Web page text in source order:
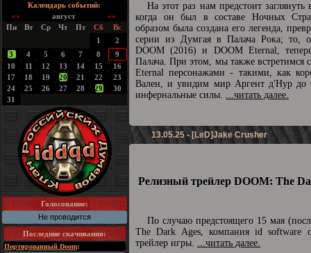
Календарь событий:
««
август
»»
Пн
Вт Ср Чт Пт Сб
Вс
1
2
3
4 5 6 7 8
9
10
11 12 13 14 15
16
17
18 19 20 21 22
23
24
25 26 27 28 29
30
31
Голосование:
Не проводится
Последние скачивания:
Портированный Doom:
На этот раз нам предстоит
когда он был в составе Ночных
образом была создана его легенда,
серии из Думгая в Палача Рока; то, о
DOOM (2016) и DOOM Eternal,
Палача. При этом, мы также встретимся
Eternal персонажами - такими, как
Вален, и увидим мир Аргент д'Нур до
инфернальные силы. ...читать далее.
13.05.25 - [LeD]Jake Crusher
Релизный трейлер DOOM: The
По случаю предстоящего 15 мая
The Dark Ages, компания id software
трейлер игры. ...читать далее.